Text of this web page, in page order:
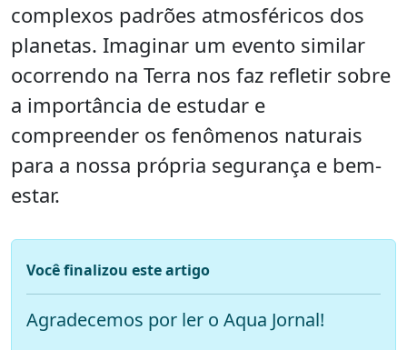
complexos padrões atmosféricos dos
planetas. Imaginar um evento similar
ocorrendo na Terra nos faz refletir sobre
a importância de estudar e
compreender os fenômenos naturais
para a nossa própria segurança e bem-
estar.
Você finalizou este artigo
Agradecemos por ler o Aqua Jornal!